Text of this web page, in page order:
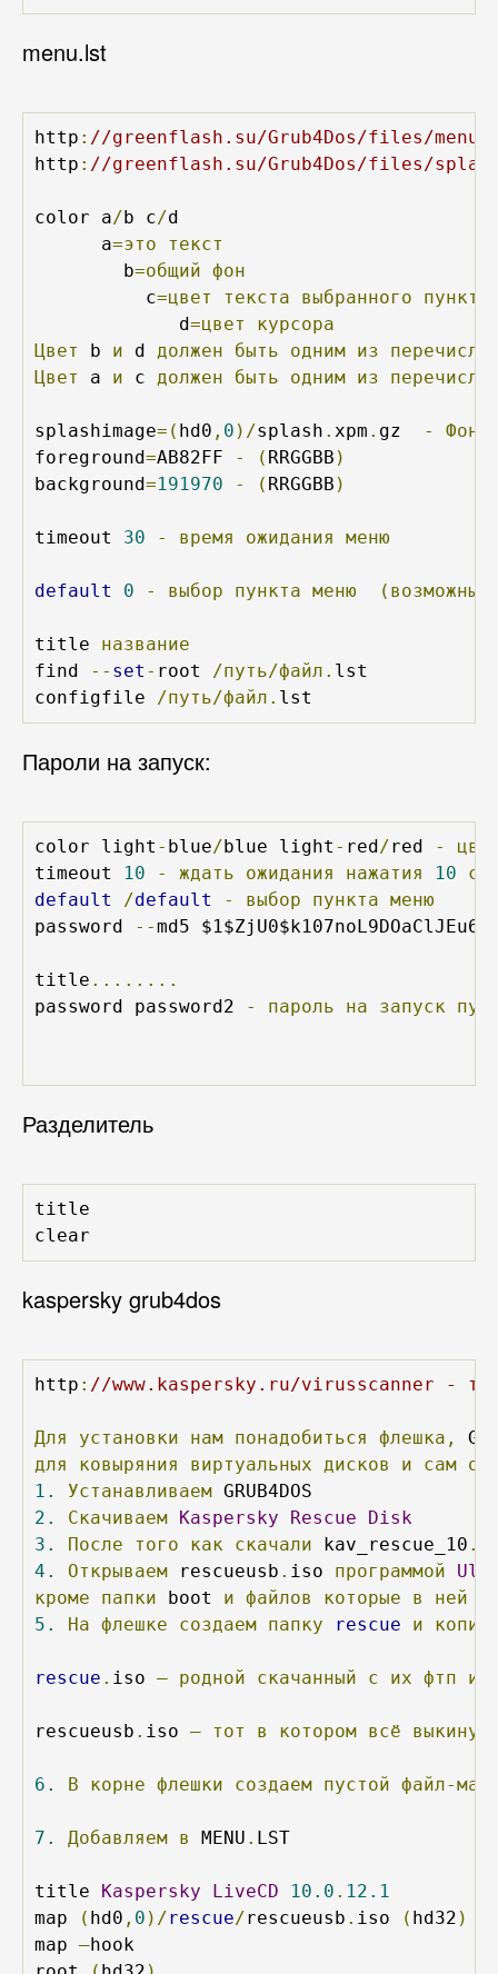
menu.lst
http : //greenflash.su/Grub4Dos/files/
http : //greenflash.su/Grub4Dos/files/
color a/b c/d
      a
=это
текст
        b
=общий фон
          c
=цвет текста выбранного
пункта
             d
=цвет
курсора
Цвет
b и d должен быть одним из
Цвет
a и c должен быть одним из
splashimage=( hd0 , 0 )/splash . xpm . gz -
foreground=AB82FF - ( RRGGBB )
background=191970 - ( RRGGBB )
timeout 30 - время ожидания меню
default 0 - выбор пункта меню (возможные
title название
find
-- set - root /путь/файл. lst
configfile
/путь/файл.
Пароли на запуск:
color light - blue/blue light - red/red -
timeout
10 - ждать ожидания нажатия 10
default
/default - выбор пункта меню
password
--md5
title ........
password password2
- пароль на запуск
Разделитель
title
clear
kaspersky grub4dos
http : //www.kaspersky.ru/virusscanner -
Для установки нам понадобиться флешка,
для
ковыряния виртуальных дисков и сам
1.
Устанавливаем
2.
Скачиваем Kaspersky Rescue
Disk
3.
После того как скачали kav_rescue_10 .
4.
Открываем rescueusb . iso программой
кроме
папки boot и файлов которые в ней
5.
На флешке создаем папку rescue и
rescue . iso – родной скачанный с их фтп и
rescueusb . iso – тот в котором всё
6. В корне флешки создаем пустой файл-
7. Добавляем в MENU . LST
title Kaspersky LiveCD 10.0 . 12.1
map
( hd0 , 0 )/rescue/rescueusb . iso ( hd32 )
map –hook